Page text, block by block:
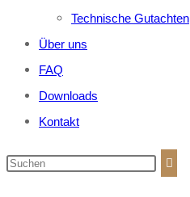
Technische Gutachten
Über uns
FAQ
Downloads
Kontakt